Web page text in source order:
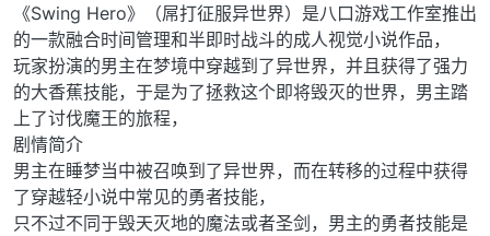
《Swing Hero》（屌打征服异世界）是八口游戏工作室推出
的一款融合时间管理和半即时战斗的成人视觉小说作品，
玩家扮演的男主在梦境中穿越到了异世界，并且获得了强力
的大香蕉技能，于是为了拯救这个即将毁灭的世界，男主踏
上了讨伐魔王的旅程，
剧情简介
男主在睡梦当中被召唤到了异世界，而在转移的过程中获得
了穿越轻小说中常见的勇者技能，
只不过不同于毁天灭地的魔法或者圣剑，男主的勇者技能是